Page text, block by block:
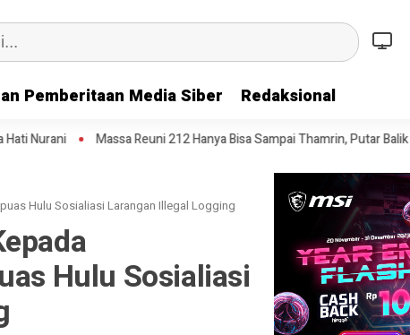
Pemberitaan Media Siber Redaksional
Reuni 212 Hanya Bisa Sampai Thamrin, Putar Balik ke HI Sambil Salawat
Hulu Sosialiasi Larangan Illegal Logging
Hulu Sosialiasi